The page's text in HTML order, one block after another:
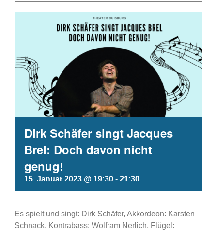
Dirk Schäfer singt Jacques
Brel: Doch davon nicht
genug!
15. Januar 2023 @ 19:30 - 21:30
Es spielt und singt: Dirk Schäfer, Akkordeon: Karsten
Schnack, Kontrabass: Wolfram Nerlich, Flügel: